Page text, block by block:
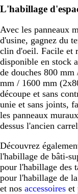
L'habillage
Avec les panneaux
d'usine, gagnez du
clin d'oeil. Facile et
disponible en stock
de douches 800
mm / 1600 mm
découpe et sans
unie et sans joints,
les panneaux
dessus l'ancien
Découvrez
l'habillage de bâti-
pour l'habillage des
pour l'habillage de
et nos accessoires et